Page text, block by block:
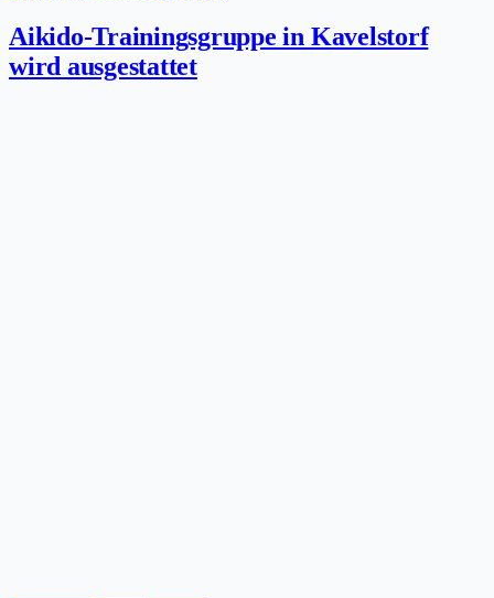
Aikido-Trainingsgruppe in Kavelstorf
wird ausgestattet